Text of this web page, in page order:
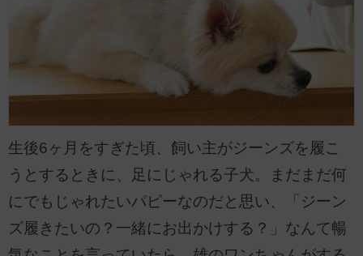
生後6ヶ月をすぎた頃、飼い主がジーンズを履こ
うとするときに、足にじゃれる子犬。まだまだ何
にでもじゃれたいパピーなのだと思い、「ジーン
ズ履きたいの？一緒にお出かけする？」なんて暢